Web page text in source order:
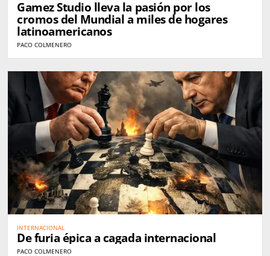
Gamez Studio lleva la pasión por los
cromos del Mundial a miles de hogares
latinoamericanos
PACO COLMENERO
INTERNACIONAL
De furia épica a cagada internacional
PACO COLMENERO